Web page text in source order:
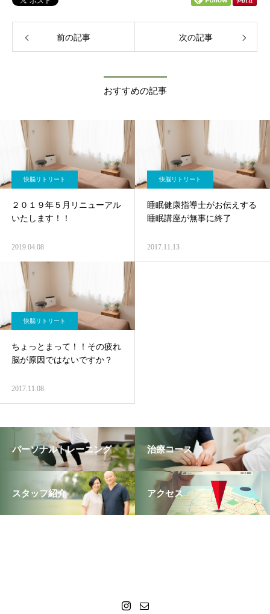
てこれからお会いする皆様と、新しいスター
かし、独自の**「大人の動作書き換えパーソ
「身体の使い方」そのものを書き換える新し
いアプローチ。施術後の「身体が軽い！」
「明日からまた颯爽と歩ける！」という皆様
の晴れやかな笑顔が、私の何よりの原動力で
す。 これからも現場で腕を磨き続け、夫婦二
人三脚で、皆様が自分らしく、しなやかに輝
トさせていただきます。
前の記事 次の記事
おすすめの記事
快脳リトリート
２０１９年５月リニューアル
いたします！！
2019.04.08
快脳リトリート
睡眠健康指導士がお伝えする
睡眠講座が無事に終了
2017.11.13
快脳リトリート
ちょっとまって！！その疲れ
脳が原因ではないですか？
2017.11.08
パーソナルトレーニング 治療コース
スタッフ紹介 アクセス